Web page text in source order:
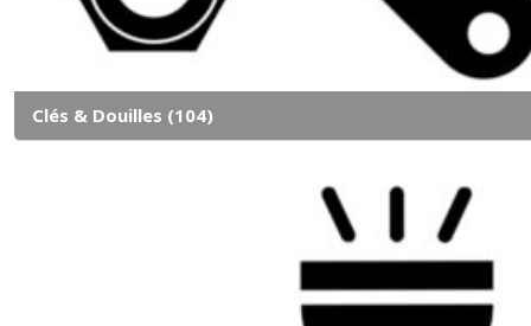
Clés & Douilles (104)